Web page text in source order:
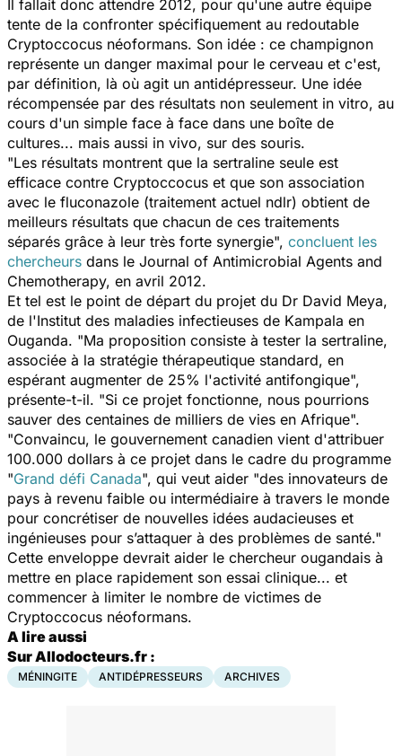
Il fallait donc attendre 2012, pour qu'une autre équipe
tente de la confronter spécifiquement au redoutable
Cryptoccocus néoformans. Son idée : ce champignon
représente un danger maximal pour le cerveau et c'est,
par définition, là où agit un antidépresseur. Une idée
récompensée par des résultats non seulement in vitro, au
cours d'un simple face à face dans une boîte de
cultures... mais aussi in vivo, sur des souris.
"Les résultats montrent que la sertraline seule est
efficace contre Cryptoccocus et que son association
avec le fluconazole (traitement actuel ndlr) obtient de
meilleurs résultats que chacun de ces traitements
séparés grâce à leur très forte synergie", concluent les
chercheurs dans le Journal of Antimicrobial Agents and
Chemotherapy, en avril 2012.
Et tel est le point de départ du projet du Dr David Meya,
de l'Institut des maladies infectieuses de Kampala en
Ouganda. "Ma proposition consiste à tester la sertraline,
associée à la stratégie thérapeutique standard, en
espérant augmenter de 25% l'activité antifongique",
présente-t-il. "Si ce projet fonctionne, nous pourrions
sauver des centaines de milliers de vies en Afrique".
"Convaincu, le gouvernement canadien vient d'attribuer
100.000 dollars à ce projet dans le cadre du programme
"Grand défi Canada", qui veut aider "des innovateurs de
pays à revenu faible ou intermédiaire à travers le monde
pour concrétiser de nouvelles idées audacieuses et
ingénieuses pour s’attaquer à des problèmes de santé."
Cette enveloppe devrait aider le chercheur ougandais à
mettre en place rapidement son essai clinique... et
commencer à limiter le nombre de victimes de
Cryptoccocus néoformans.
A lire aussi
Sur Allodocteurs.fr :
MÉNINGITE ANTIDÉPRESSEURS ARCHIVES